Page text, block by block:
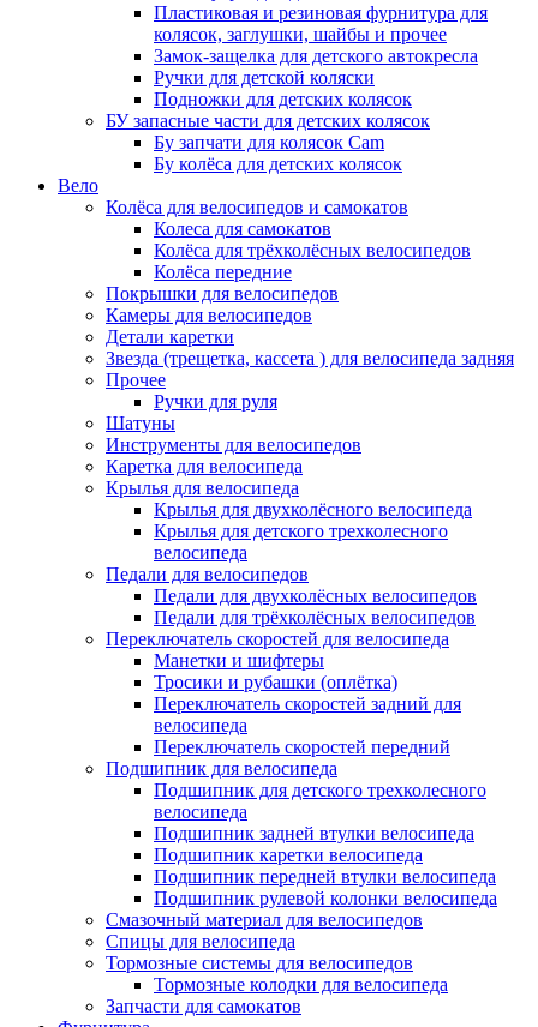
Пластиковая и резиновая фурнитура для
колясок, заглушки, шайбы и прочее
Замок-защелка для детского автокресла
Ручки для детской коляски
Подножки для детских колясок
БУ запасные части для детских колясок
Бу запчати для колясок Cam
Бу колёса для детских колясок
Вело
Колёса для велосипедов и самокатов
Колеса для самокатов
Колёса для трёхколёсных велосипедов
Колёса передние
Покрышки для велосипедов
Камеры для велосипедов
Детали каретки
Звезда (трещетка, кассета ) для велосипеда задняя
Прочее
Ручки для руля
Шатуны
Инструменты для велосипедов
Каретка для велосипеда
Крылья для велосипеда
Крылья для двухколёсного велосипеда
Крылья для детского трехколесного
велосипеда
Педали для велосипедов
Педали для двухколёсных велосипедов
Педали для трёхколёсных велосипедов
Переключатель скоростей для велосипеда
Манетки и шифтеры
Тросики и рубашки (оплётка)
Переключатель скоростей задний для
велосипеда
Переключатель скоростей передний
Подшипник для велосипеда
Подшипник для детского трехколесного
велосипеда
Подшипник задней втулки велосипеда
Подшипник каретки велосипеда
Подшипник передней втулки велосипеда
Подшипник рулевой колонки велосипеда
Смазочный материал для велосипедов
Спицы для велосипеда
Тормозные системы для велосипедов
Тормозные колодки для велосипеда
Запчасти для самокатов